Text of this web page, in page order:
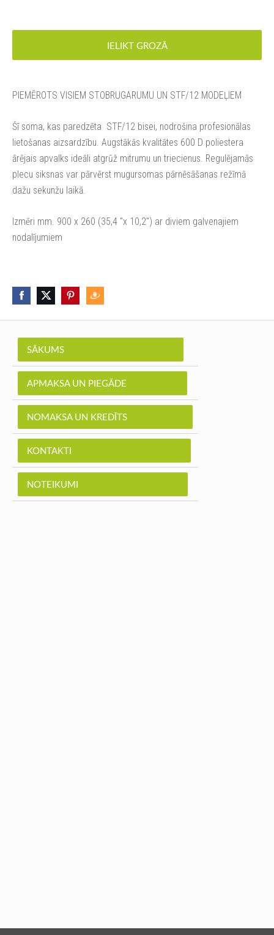
SĀKUMS
APMAKSA UN PIEGĀDE
NOMAKSA UN KREDĪTS
KONTAKTI
NOTEIKUMI
IELIKT GROZĀ
PIEMĒROTS VISIEM STOBRUGARUMU UN STF/12 MODEĻIEM
Šī soma, kas paredzēta STF/12 bisei, nodrošina profesionālas
lietošanas aizsardzību. Augstākās kvalitātes 600 D poliestera
ārējais apvalks ideāli atgrūž mitrumu un triecienus. Regulējamās
plecu siksnas var pārvērst mugursomas pārnēsāšanas režīmā
dažu sekunžu laikā.
Izmēri mm. 900 x 260 (35,4 "x 10,2") ar diviem galvenajiem
nodalījumiem